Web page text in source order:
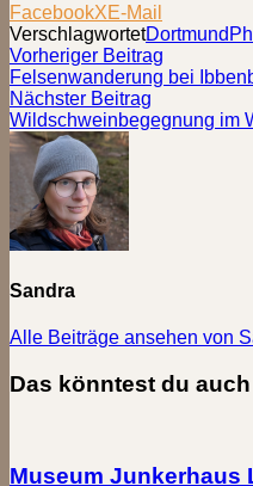
FacebookXE-Mail
VerschlagwortetDortmund
Beitragsnavigation
Vorheriger Beitrag
Beitrag:
Felsenwanderung bei
Nächster Beitrag
Beitrag:
Wildschweinbegegnung im
Sandra
Alle Beiträge ansehen von
Das könntest du
Museum Junkerhaus